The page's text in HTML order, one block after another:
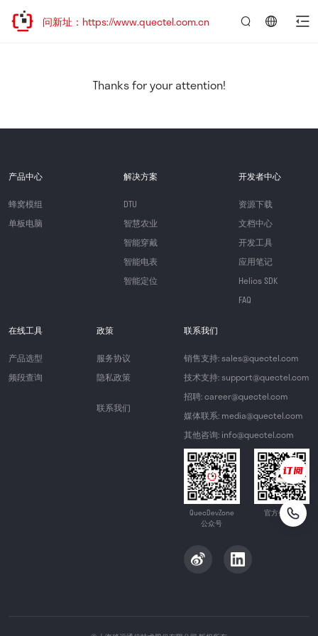
欢迎访问新址：https://www.quectel.com.cn
Thanks for your attention!
产品中心
蜂窝模组
单板电脑
解决方案
DTU
智慧农业
智能穿戴
智能电表
智能定位
开发者中心
资源下载
文档中心
开发工具
应用笔记
Helios SDK
FAQ
在线工具
产品选型
频段查询
政策
服务协议
隐私政策
联系我们
联系我们
销售支持: sales@quectel.com
技术支持: support@quectel.com
招聘: career@quectel.com
媒体联系: media@quectel.com
其他咨询: info@quectel.com
QuecDevZone
公众号
官方公众号